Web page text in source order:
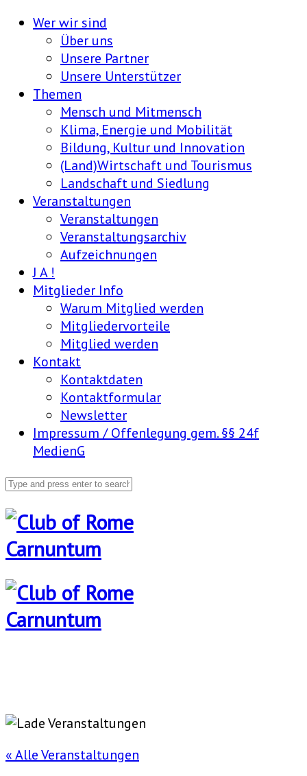
Wer wir sind
Über uns
Unsere Partner
Unsere Unterstützer
Themen
Mensch und Mitmensch
Klima, Energie und Mobilität
Bildung, Kultur und Innovation
(Land)Wirtschaft und Tourismus
Landschaft und Siedlung
Veranstaltungen
Veranstaltungen
Veranstaltungsarchiv
Aufzeichnungen
J A !
Mitglieder Info
Warum Mitglied werden
Mitgliedervorteile
Mitglied werden
Kontakt
Kontaktdaten
Kontaktformular
Newsletter
Impressum / Offenlegung gem. §§ 24f
MedienG
« Alle Veranstaltungen